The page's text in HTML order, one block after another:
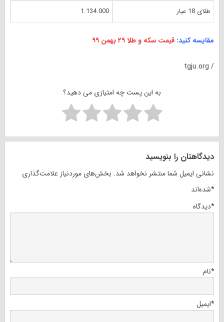
طلای 18 عیار 1.134.000
مقایسه کنید: قیمت سکه و طلا ۲۹ بهمن ۹۹
/ tgju.org
به این پست چه امتیازی می دهید؟
دیدگاهتان را بنویسید
نشانی ایمیل شما منتشر نخواهد شد. بخش‌های موردنیاز علامت‌گذاری
شده‌اند*
دیدگاه*
نام*
ایمیل*